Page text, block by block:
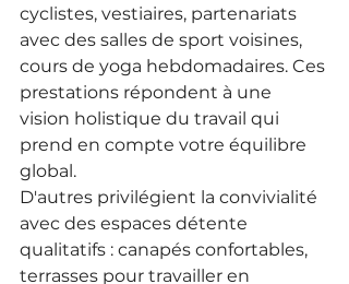
cyclistes, vestiaires, partenariats
avec des salles de sport voisines,
cours de yoga hebdomadaires. Ces
prestations répondent à une
vision holistique du travail qui
prend en compte votre équilibre
global.
D'autres privilégient la convivialité
avec des espaces détente
qualitatifs : canapés confortables,
terrasses pour travailler en